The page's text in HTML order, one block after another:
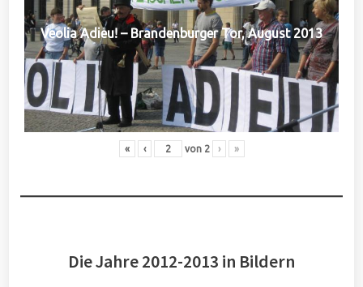
Veolia Adieu! – Brandenburger Tor, August 2013
« ‹ von 2 › »
Die Jahre 2012-2013 in Bildern